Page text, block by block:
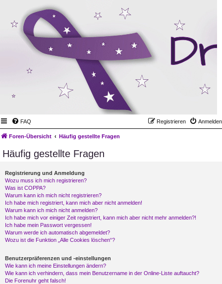
FAQ Anmelden
Registrieren
Foren-Übersicht Häufig gestellte Fragen
Häufig gestellte Fragen
Registrierung und Anmeldung
Wozu muss ich mich registrieren?
Was ist COPPA?
Warum kann ich mich nicht registrieren?
Ich habe mich registriert, kann mich aber nicht anmelden!
Warum kann ich mich nicht anmelden?
Ich habe mich vor einiger Zeit registriert, kann mich aber nicht mehr anmelden?!
Ich habe mein Passwort vergessen!
Warum werde ich automatisch abgemeldet?
Wozu ist die Funktion „Alle Cookies löschen“?
Benutzerpräferenzen und -einstellungen
Wie kann ich meine Einstellungen ändern?
Wie kann ich verhindern, dass mein Benutzername in der Online-Liste auftaucht?
Die Forenuhr geht falsch!